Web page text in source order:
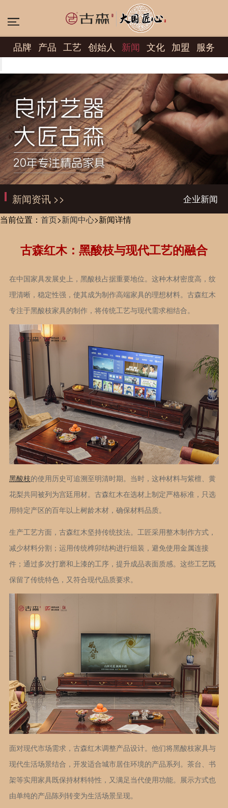
品牌 产品 工艺 创始人 新闻 文化 加盟 服务
新闻资讯 >> 企业新闻
当前位置： 首页>新闻中心>新闻详情
古森红木：黑酸枝与现代工艺的融合
在中国家具发展史上，黑酸枝占据重要地位。这种木材密度高，纹
理清晰，稳定性强，使其成为制作高端家具的理想材料。古森红木
专注于黑酸枝家具的制作，将传统工艺与现代需求相结合。
黑酸枝的使用历史可追溯至明清时期。当时，这种材料与紫檀、黄
花梨共同被列为宫廷用材。古森红木在选材上制定严格标准，只选
用特定产区的百年以上树龄木材，确保材料品质。
生产工艺方面，古森红木坚持传统技法。工匠采用整木制作方式，
减少材料分割；运用传统榫卯结构进行组装，避免使用金属连接
件；通过多次打磨和上漆的工序，提升成品表面质感。这些工艺既
保留了传统特色，又符合现代品质要求。
面对现代市场需求，古森红木调整产品设计。他们将黑酸枝家具与
现代生活场景结合，开发适合城市居住环境的产品系列。茶台、书
架等实用家具既保持材料特性，又满足当代使用功能。展示方式也
由单纯的产品陈列转变为生活场景呈现。